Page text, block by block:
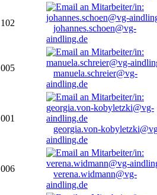
102
johannes.schoen@vg-
aindling.de
005
manuela.schreier@vg-
aindling.de
001
georgia.von-
aindling.de
006
verena.widmann@vg-
aindling.de